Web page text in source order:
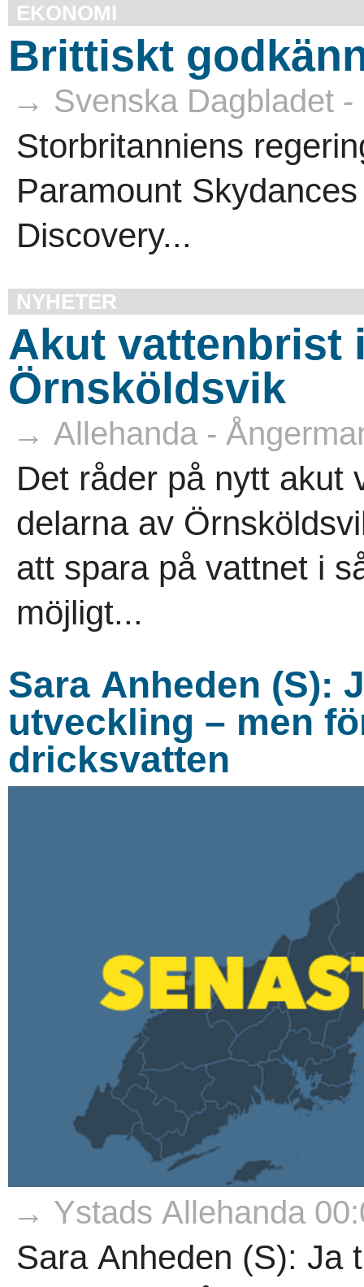
EKONOMI
Brittiskt
→ Svenska Dagbladet -
Storbritanniens
Paramount
Discovery...
NYHETER
Akut vattenbrist
Örnsköldsvik
→ Allehanda -
Det råder på nytt akut
delarna av
att spara på vattnet i
möjligt...
Sara Anheden (S):
utveckling – men
dricksvatten
→ Ystads Allehanda
Sara Anheden (S): Ja